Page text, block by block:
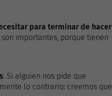
para terminar de hacer
importantes, porque tienen
. Si alguien nos pide que
lo contrario: creemos que